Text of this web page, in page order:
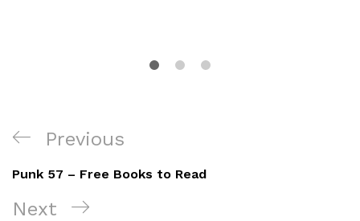
Navigation
de
l’article
Previous
Post
Previous
Punk 57 – Free Books to Read
Next
Next